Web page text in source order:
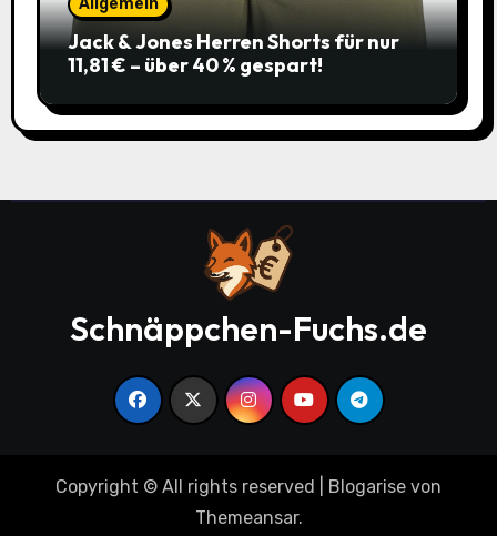
Allgemein
Jack & Jones Herren Shorts für nur
11,81 € – über 40 % gespart!
Schnäppchen-Fuchs.de
Copyright © All rights reserved Blogarise von
Themeansar.